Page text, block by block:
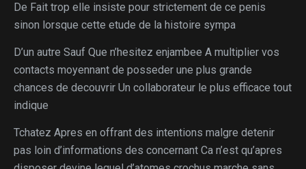
De Fait trop elle insiste pour strictement de ce penis
sinon lorsque cette etude de la histoire sympa
D’un autre Sauf Que n’hesitez enjambee A multiplier vos
contacts moyennant de posseder une plus grande
chances de decouvrir Un collaborateur le plus efficace tout
indique
Tchatez Apres en offrant des intentions malgre detenir
pas loin d’informations des concernant Ca n’est qu’apres